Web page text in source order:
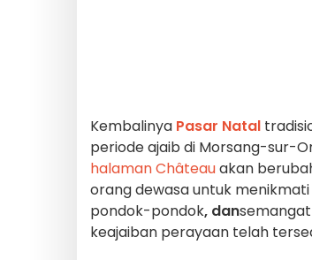
Kembalinya Pasar Natal
periode ajaib di Morsang-sur-
halaman Châteauakan
orang dewasa untuk
pondok-pondok, dan
keajaiban perayaan telah